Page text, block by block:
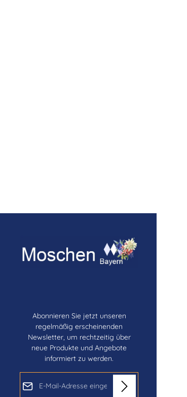
Abonnieren Sie jetzt unseren
regelmäßig erscheinenden
Newsletter, um rechtzeitig über
neue Produkte und Angebote
informiert zu werden.
E-Mail-Adresse*